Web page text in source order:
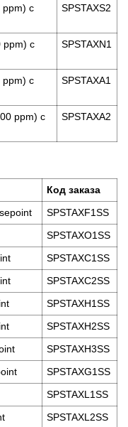
ppm) с
SPSTAXS2
ppm) с
SPSTAXN1
ppm) с
SPSTAXA1
ppm) с
SPSTAXA2
Код заказа
SPSTAXF1SS
SPSTAXO1SS
SPSTAXC1SS
SPSTAXC2SS
SPSTAXH1SS
SPSTAXH2SS
SPSTAXH3SS
SPSTAXG1SS
SPSTAXL1SS
SPSTAXL2SS